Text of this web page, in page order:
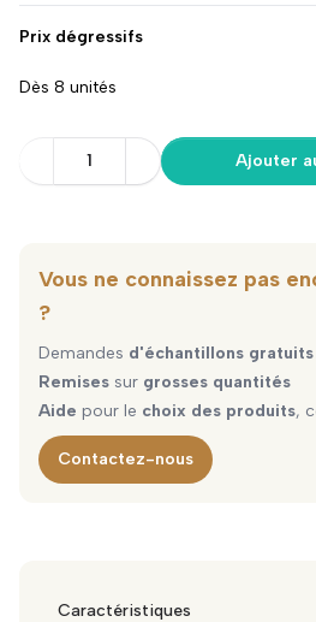
Prix dégressifs
Dès 8 unités
1 Ajouter
Vous ne connaissez pas
?
Demandes d'échantillons gratuits
Remises sur grosses quantités
Aide pour le choix des produits,
Contactez-nous
Caractéristiques